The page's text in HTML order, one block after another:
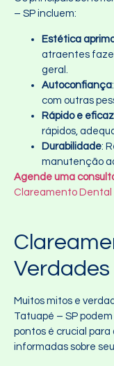
– SP incluem:
Estética
atraentes
geral.
Autoconfiança
com outras
Rápido e eficaz
rápidos,
Durabilidade:
manutenção
Agende uma
Clareamento Dental
Verdades
Muitos mitos e
Tatuapé – SP
pontos é crucial
informadas sobre